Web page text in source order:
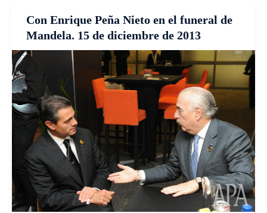
Con Enrique Peña Nieto en el funeral de
Mandela. 15 de diciembre de 2013